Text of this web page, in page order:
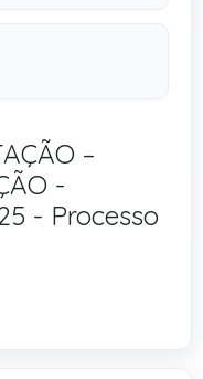
–
-
- Processo